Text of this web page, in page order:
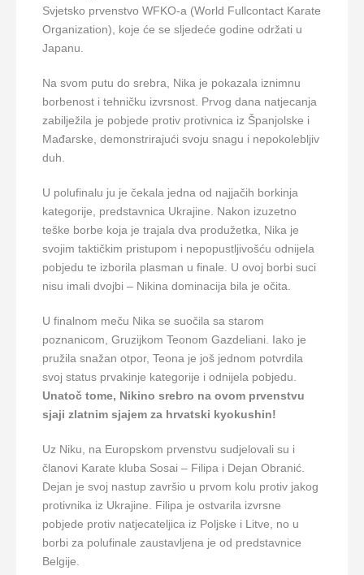
Svjetsko prvenstvo WFKO-a (World Fullcontact Karate
Organization), koje će se sljedeće godine održati u
Japanu.
Na svom putu do srebra, Nika je pokazala iznimnu
borbenost i tehničku izvrsnost. Prvog dana natjecanja
zabilježila je pobjede protiv protivnica iz Španjolske i
Mađarske, demonstrirajući svoju snagu i nepokolebljiv
duh.
U polufinalu ju je čekala jedna od najjačih borkinja
kategorije, predstavnica Ukrajine. Nakon izuzetno
teške borbe koja je trajala dva produžetka, Nika je
svojim taktičkim pristupom i nepopustljivošću odnijela
pobjedu te izborila plasman u finale. U ovoj borbi suci
nisu imali dvojbi – Nikina dominacija bila je očita.
U finalnom meču Nika se suočila sa starom
poznanicom, Gruzijkom Teonom Gazdeliani. Iako je
pružila snažan otpor, Teona je još jednom potvrdila
svoj status prvakinje kategorije i odnijela pobjedu.
Unatoč tome, Nikino srebro na ovom prvenstvu
sjaji zlatnim sjajem za hrvatski kyokushin!
Uz Niku, na Europskom prvenstvu sudjelovali su i
članovi Karate kluba Sosai – Filipa i Dejan Obranić.
Dejan je svoj nastup završio u prvom kolu protiv jakog
protivnika iz Ukrajine. Filipa je ostvarila izvrsne
pobjede protiv natjecateljica iz Poljske i Litve, no u
borbi za polufinale zaustavljena je od predstavnice
Belgije.